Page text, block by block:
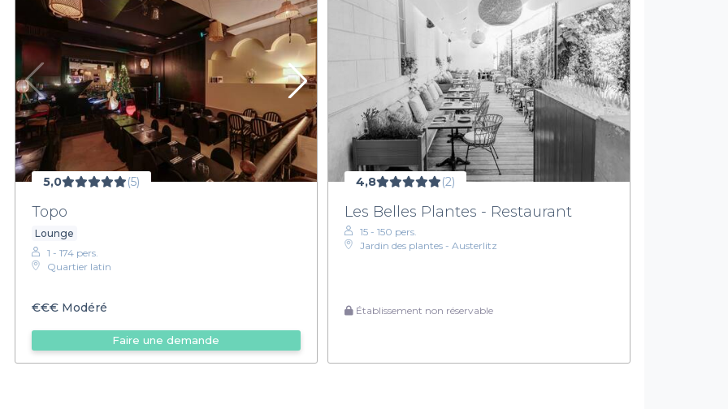
cocktails raffinés aux vins soigneusement sélectionnés, vous permettant ainsi de
En choisissant Privateaser, vous ne vous contentez pas de réserver un restaurant, vous vous offrez une expérience
dénicher ces trésors cachés
et planifiez dès maintenant votre prochain événement avec nous. Partez à la
transformer vos repas en moments d’exception.
5,0 (5)
Topo
Lounge
1 - 174 pers.
Quartier latin
€€€ Modéré
Faire une demande
4,8 (2)
Les Belles Plantes - Restaurant
15 - 150 pers.
Jardin des plantes - Austerlitz
Établissement non réservable